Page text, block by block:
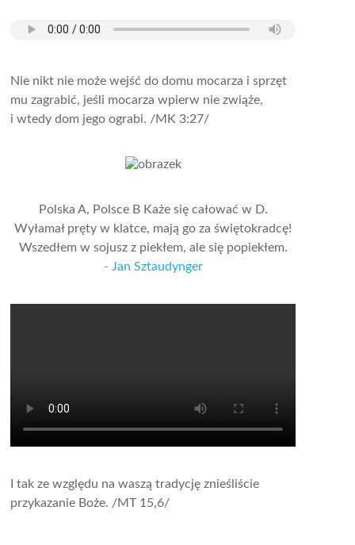
Nie nikt nie może wejść do domu mocarza i sprzęt
mu zagrabić, jeśli mocarza wpierw nie zwiąże,
i wtedy dom jego ograbi. /MK 3:27/
Polska A, Polsce B Każe się całować w D.
Wyłamał pręty w klatce, mają go za świętokradcę!
Wszedłem w sojusz z piekłem, ale się popiekłem.
- Jan Sztaudynger
I tak ze względu na waszą tradycję znieśliście
przykazanie Boże. /MT 15,6/